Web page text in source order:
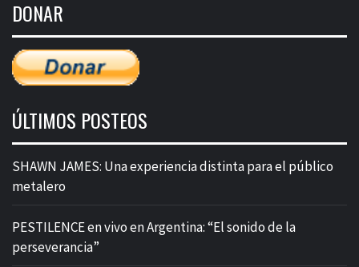
entradas
DONAR
ÚLTIMOS POSTEOS
SHAWN JAMES: Una experiencia distinta para el público
metalero
PESTILENCE en vivo en Argentina: “El sonido de la
perseverancia”